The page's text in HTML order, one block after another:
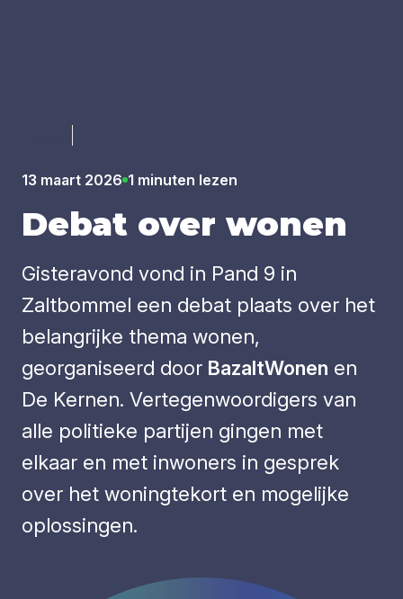
13 maart 2026 1 minuten lezen
Debat over wonen
Gisteravond vond in Pand 9 in
Zaltbommel een debat plaats over het
belangrijke thema wonen,
georganiseerd door BazaltWonen en
De Kernen. Vertegenwoordigers van
alle politieke partijen gingen met
elkaar en met inwoners in gesprek
over het woningtekort en mogelijke
oplossingen.